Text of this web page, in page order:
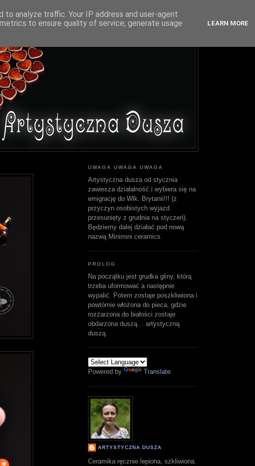
UWAGA UWAGA UWAGA
Artystyczna dusza od stycznia
zawiesza działalność i wybiera się na
emigrację do Wlk. Brytanii!!! (z
przyczyn osobistych wyjazd
przesunięty z grudnia na styczeń).
Będziemy dalej działać pod nową
nazwą Minimini ceramics.
PROLOG
Na początku jest grudka gliny, którą
trzeba uformować a następnie
wypalić. Potem zostaje poszkliwiona i
powtórnie włożona do pieca, gdzie
rozżarzona do białości zostaje
obdarzona duszą… artystyczną
duszą.
Powered by Translate
ARTYSTYCZNA DUSZA
Ceramika ręcznie lepiona, szkliwiona.
analyze traffic. Your IP address and user-agent
to ensure quality of service, generate usage
LEARN MORE